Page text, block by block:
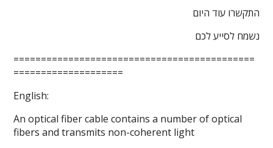
התקשרו עוד היום
נשמח לסייע לכם
============================================
====================
English:
An optical fiber cable contains a number of optical
fibers and transmits non-coherent light